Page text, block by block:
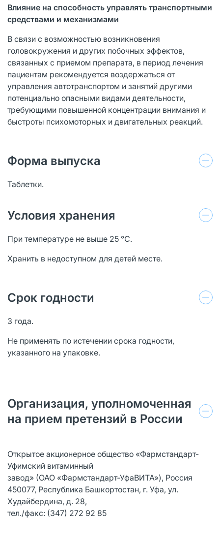
Влияние на способность управлять транспортными
средствами и механизмами
В связи с возможностью возникновения
головокружения и других побочных эффектов,
связанных с приемом препарата, в период лечения
пациентам рекомендуется воздержаться от
управления автотранспортом и занятий другими
потенциально опасными видами деятельности,
требующими повышенной концентрации внимания и
быстроты психомоторных и двигательных реакций.
Форма выпуска
Таблетки.
Условия хранения
При температуре не выше 25 °C.
Хранить в недоступном для детей месте.
Срок годности
3 года.
Не применять по истечении срока годности,
указанного на упаковке.
Организация, уполномоченная
на прием претензий в России
Открытое акционерное общество «Фармстандарт-
Уфимский витаминный
завод» (ОАО «Фармстандарт-УфаВИТА»), Россия
450077, Республика Башкортостан, г. Уфа, ул.
Худайбердина, д. 28,
тел./факс: (347) 272 92 85